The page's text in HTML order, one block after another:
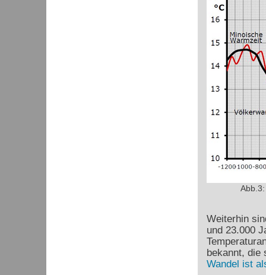
Weiterhin
und 23.000
bekannt, die
Wandel ist